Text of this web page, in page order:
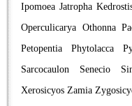
Ipomoea Jatropha
Operculicarya Othonna
Petopentia
Phytolacca
Sarcocaulon
Senecio
Xerosicyos Zamia